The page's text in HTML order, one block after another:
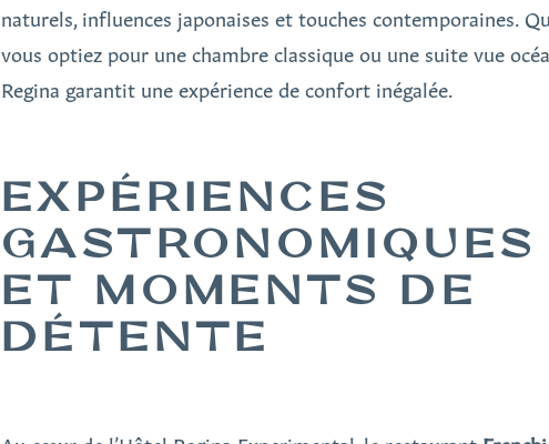
naturels, influences japonaises et touches contemporaines.
vous optiez pour une chambre classique ou une suite vue
Regina garantit une expérience de confort inégalée.
EXPÉRIENCES
GASTRONOMIQUES
ET MOMENTS DE
DÉTENTE